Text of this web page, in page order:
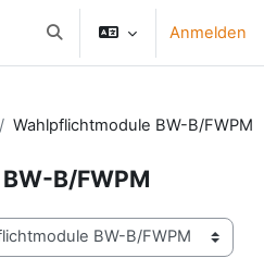
Sucheingabe umschalten
Anmelden
Wahlpflichtmodule BW-B/FWPM
B/FWPM